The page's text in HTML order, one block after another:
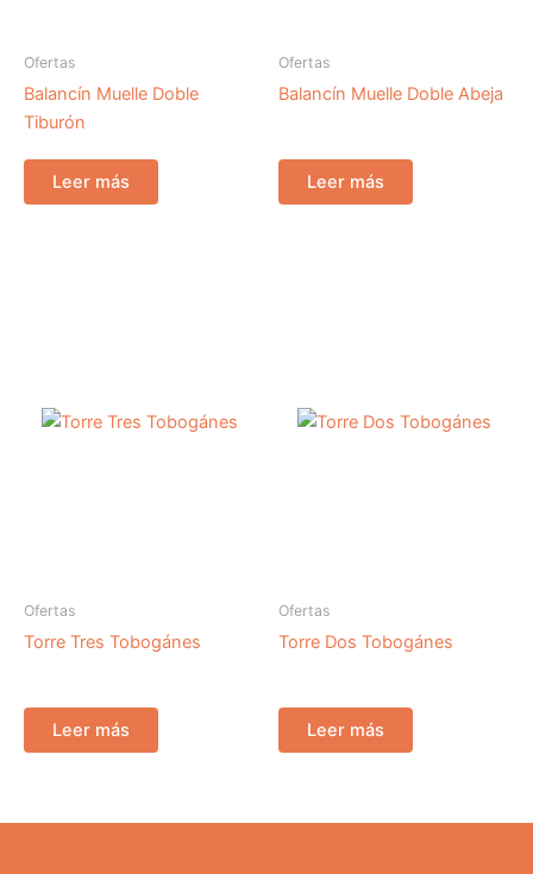
Ofertas
Balancín Muelle Doble
Tiburón
Leer más
Ofertas
Balancín Muelle Doble Abeja
Leer más
Ofertas
Torre Tres Tobogánes
Leer más
Ofertas
Torre Dos Tobogánes
Leer más